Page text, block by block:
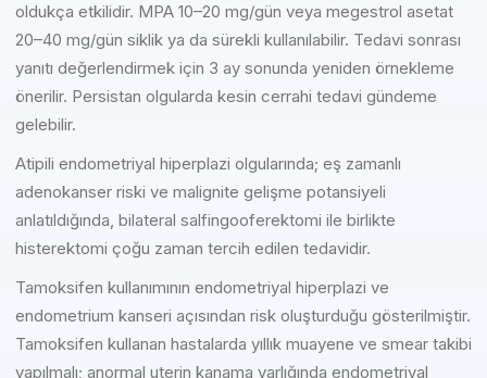
oldukça etkilidir. MPA 10–20 mg/gün veya megestrol asetat
20–40 mg/gün siklik ya da sürekli kullanılabilir. Tedavi sonrası
yanıtı değerlendirmek için 3 ay sonunda yeniden örnekleme
önerilir. Persistan olgularda kesin cerrahi tedavi gündeme
gelebilir.
Atipili endometriyal hiperplazi olgularında; eş zamanlı
adenokanser riski ve malignite gelişme potansiyeli
anlatıldığında, bilateral salfingooferektomi ile birlikte
histerektomi çoğu zaman tercih edilen tedavidir.
Tamoksifen kullanımının endometriyal hiperplazi ve
endometrium kanseri açısından risk oluşturduğu gösterilmiştir.
Tamoksifen kullanan hastalarda yıllık muayene ve smear takibi
yapılmalı; anormal uterin kanama varlığında endometriyal